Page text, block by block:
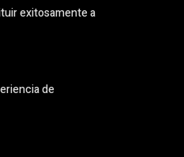
exitosamente a
de